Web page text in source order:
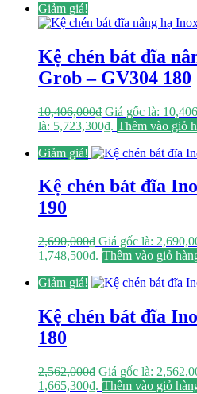
Giảm giá!
Kệ chén bát đĩa
Grob – GV304 180
10,406,000₫ Giá gốc là:
là: 5,723,300₫. Thêm vào giỏ
Giảm giá!
Kệ chén bát đĩa
190
2,690,000₫ Giá gốc là:
1,748,500₫. Thêm vào giỏ
Giảm giá!
Kệ chén bát đĩa
180
2,562,000₫ Giá gốc là:
1,665,300₫. Thêm vào giỏ